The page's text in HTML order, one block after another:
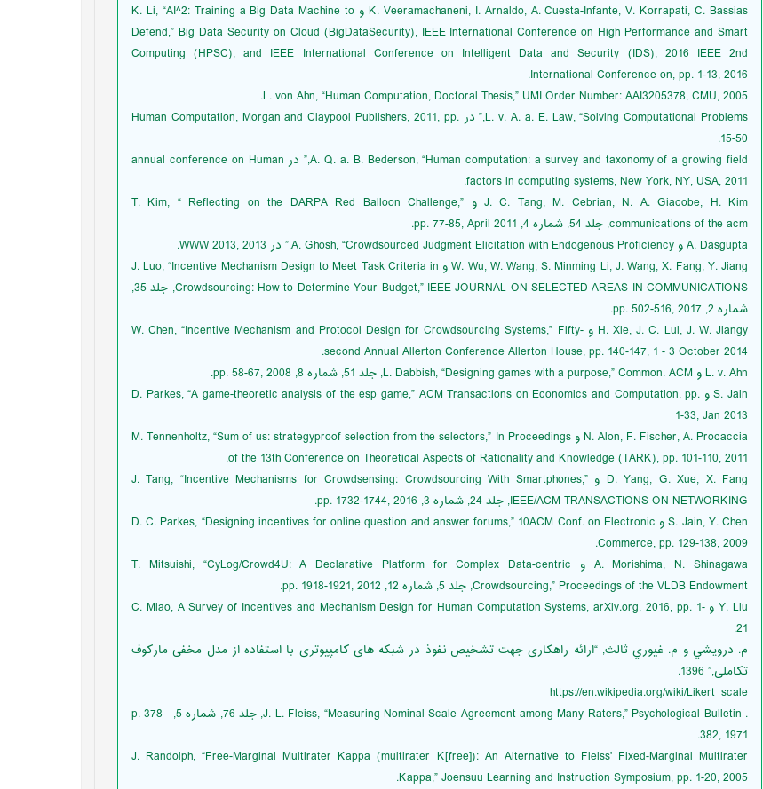
K. Veeramachaneni, I. Arnaldo, A. Cuesta-Infante, V. Korrapati, C. Bassias و K. Li, “AI^2: Training a Big Data Machine to
Defend,” Big Data Security on Cloud (BigDataSecurity), IEEE International Conference on High Performance and Smart
Computing (HPSC), and IEEE International Conference on Intelligent Data and Security (IDS), 2016 IEEE 2nd
International Conference on, pp. 1-13, 2016.
L. von Ahn, “Human Computation, Doctoral Thesis,” UMI Order Number: AAI3205378, CMU, 2005.
L. v. A. a. E. Law, “Solving Computational Problems,” در Human Computation, Morgan and Claypool Publishers, 2011, pp.
15-50.
A. Q. a. B. Bederson, “Human computation: a survey and taxonomy of a growing field,” در annual conference on Human
factors in computing systems, New York, NY, USA, 2011.
J. C. Tang, M. Cebrian, N. A. Giacobe, H. Kim و T. Kim, “ Reflecting on the DARPA Red Balloon Challenge,”
communications of the acm, جلد 54, شماره 4, pp. 77-85, April 2011.
A. Dasgupta و A. Ghosh, “Crowdsourced Judgment Elicitation with Endogenous Proficiency,” در WWW 2013, 2013.
W. Wu, W. Wang, S. Minming Li, J. Wang, X. Fang, Y. Jiang و J. Luo, “Incentive Mechanism Design to Meet Task Criteria in
Crowdsourcing: How to Determine Your Budget,” IEEE JOURNAL ON SELECTED AREAS IN COMMUNICATIONS, جلد 35,
شماره 2, pp. 502-516, 2017.
H. Xie, J. C. Lui, J. W. Jiangy و W. Chen, “Incentive Mechanism and Protocol Design for Crowdsourcing Systems,” Fifty-
second Annual Allerton Conference Allerton House, pp. 140-147, 1 - 3 October 2014.
L. v. Ahn و L. Dabbish, “Designing games with a purpose,” Common. ACM, جلد 51, شماره 8, pp. 58-67, 2008.
S. Jain و D. Parkes, “A game-theoretic analysis of the esp game,” ACM Transactions on Economics and Computation, pp.
1-33, Jan 2013
N. Alon, F. Fischer, A. Procaccia و M. Tennenholtz, “Sum of us: strategyproof selection from the selectors,” In Proceedings
of the 13th Conference on Theoretical Aspects of Rationality and Knowledge (TARK), pp. 101-110, 2011.
D. Yang, G. Xue, X. Fang و J. Tang, “Incentive Mechanisms for Crowdsensing: Crowdsourcing With Smartphones,”
IEEE/ACM TRANSACTIONS ON NETWORKING, جلد 24, شماره 3, pp. 1732-1744, 2016.
S. Jain, Y. Chen و D. C. Parkes, “Designing incentives for online question and answer forums,” 10ACM Conf. on Electronic
Commerce, pp. 129-138, 2009.
A. Morishima, N. Shinagawa و T. Mitsuishi, “CyLog/Crowd4U: A Declarative Platform for Complex Data-centric
Crowdsourcing,” Proceedings of the VLDB Endowment, جلد 5, شماره 12, pp. 1918-1921, 2012.
Y. Liu و C. Miao, A Survey of Incentives and Mechanism Design for Human Computation Systems, arXiv.org, 2016, pp. 1-
21.
م. درويشي و م. غیوري ثالث, “ارائه راهکاری جهت تشخیص نفوذ در شبکه های کامپیوتری با استفاده از مدل مخفی مارکوف
تکاملی,” 1396.
https://en.wikipedia.org/wiki/Likert_scale
. J. L. Fleiss, “Measuring Nominal Scale Agreement among Many Raters,” Psychological Bulletin, جلد 76, شماره 5, p. 378–
382, 1971.
J. Randolph, “Free-Marginal Multirater Kappa (multirater K[free]): An Alternative to Fleiss' Fixed-Marginal Multirater
Kappa,” Joensuu Learning and Instruction Symposium, pp. 1-20, 2005.